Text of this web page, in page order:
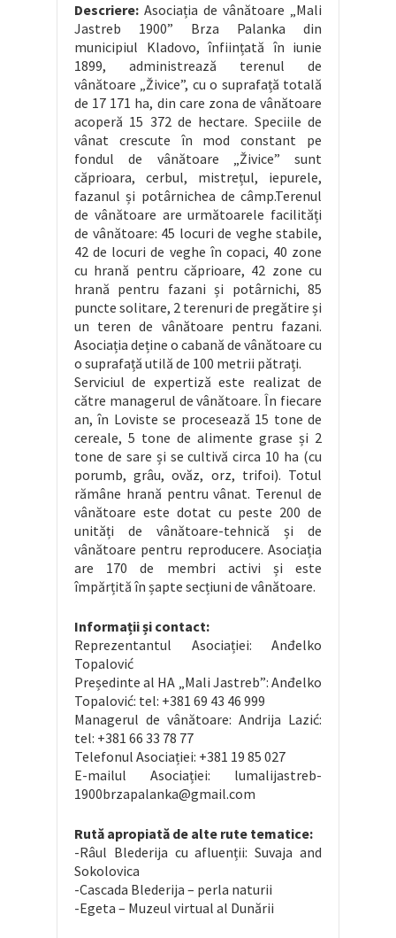
Descriere: Asociația de vânătoare „Mali
Jastreb 1900” Brza Palanka din
municipiul Kladovo, înființată în iunie
1899, administrează terenul de
vânătoare „Živice”, cu o suprafață totală
de 17 171 ha, din care zona de vânătoare
acoperă 15 372 de hectare. Speciile de
vânat crescute în mod constant pe
fondul de vânătoare „Živice” sunt
căprioara, cerbul, mistrețul, iepurele,
fazanul și potârnichea de câmp.Terenul
de vânătoare are următoarele facilități
de vânătoare: 45 locuri de veghe stabile,
42 de locuri de veghe în copaci, 40 zone
cu hrană pentru căprioare, 42 zone cu
hrană pentru fazani și potârnichi, 85
puncte solitare, 2 terenuri de pregătire și
un teren de vânătoare pentru fazani.
Asociația deține o cabană de vânătoare cu
o suprafață utilă de 100 metrii pătrați.
Serviciul de expertiză este realizat de
către managerul de vânătoare. În fiecare
an, în Loviste se procesează 15 tone de
cereale, 5 tone de alimente grase și 2
tone de sare și se cultivă circa 10 ha (cu
porumb, grâu, ovăz, orz, trifoi). Totul
rămâne hrană pentru vânat. Terenul de
vânătoare este dotat cu peste 200 de
unități de vânătoare-tehnică și de
vânătoare pentru reproducere. Asociația
are 170 de membri activi și este
împărțită în șapte secțiuni de vânătoare.
Informații și contact:
Reprezentantul Asociației: Anđelko
Topalović
Președinte al HA „Mali Jastreb”: Anđelko
Topalović: tel: +381 69 43 46 999
Managerul de vânătoare: Andrija Lazić:
tel: +381 66 33 78 77
Telefonul Asociației: +381 19 85 027
E-mailul Asociației: lumalijastreb-
1900brzapalanka@gmail.com
Rută apropiată de alte rute tematice:
-Râul Blederija cu afluenții: Suvaja and
Sokolovica
-Cascada Blederija – perla naturii
-Egeta – Muzeul virtual al Dunării